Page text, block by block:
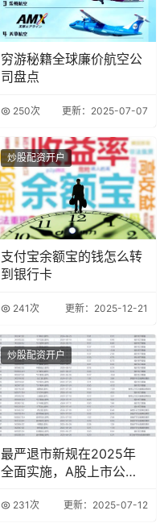
穷游秘籍全球廉价航空公
司盘点
250次 更新：2025-07-07
炒股配资开户
支付宝余额宝的钱怎么转
到银行卡
241次 更新：2025-12-21
炒股配资开户
最严退市新规在2025年
全面实施，A股上市公司
231次 更新：2025-07-12